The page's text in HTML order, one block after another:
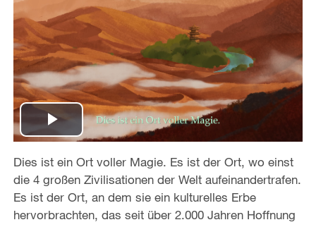
P
l
a
Dies ist ein Ort voller Magie. Es ist der Ort, wo einst
die 4 großen Zivilisationen der Welt aufeinandertrafen.
Es ist der Ort, an dem sie ein kulturelles Erbe
hervorbrachten, das seit über 2.000 Jahren Hoffnung